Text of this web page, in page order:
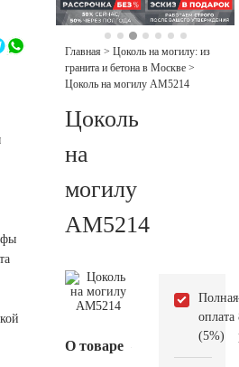
Главная > Цоколь на могилу: из
гранита и бетона в Москве >
Цоколь на могилу AM5214
Цоколь
на
могилу
AM5214
О товаре
Полная
оплата
(5%)